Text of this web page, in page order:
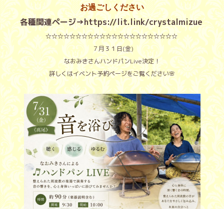
お過ごしください
各種関連ページ→https://lit.link/crystalmizue
☆☆☆☆☆☆☆☆☆☆☆☆☆☆☆☆☆☆☆☆☆☆
７月３１日(金)
なおみきさんハンドパンLive決定！
詳しくはイベント予約ページをご覧ください🌸